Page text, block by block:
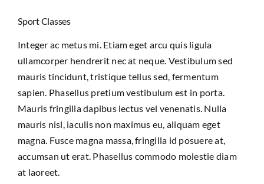
Sport Classes
Integer ac metus mi. Etiam eget arcu quis ligula
ullamcorper hendrerit nec at neque. Vestibulum sed
mauris tincidunt, tristique tellus sed, fermentum
sapien. Phasellus pretium vestibulum est in porta.
Mauris fringilla dapibus lectus vel venenatis. Nulla
mauris nisl, iaculis non maximus eu, aliquam eget
magna. Fusce magna massa, fringilla id posuere at,
accumsan ut erat. Phasellus commodo molestie diam
at laoreet.